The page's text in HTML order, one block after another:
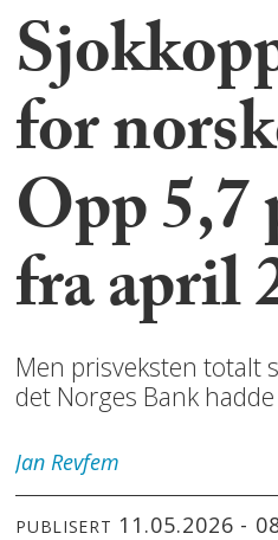
for
Opp 5,7
fra april
Men prisveksten totalt
det Norges Bank
Jan Revfem
PUBLISERT 11.05.2026 -